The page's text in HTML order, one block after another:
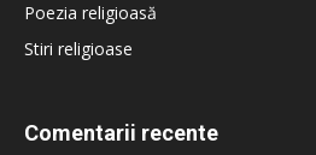
Poezia religioasă
Stiri religioase
Comentarii recente